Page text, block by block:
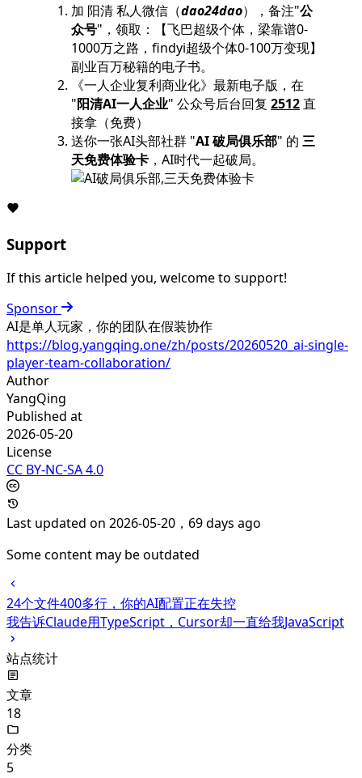
加 阳清 私人微信（dao24dao），备注"公
众号"，领取：【飞巴超级个体，梁靠谱0-
1000万之路，findyi超级个体0-100万变现】
副业百万秘籍的电子书。
《一人企业复利商业化》最新电子版，在
"阳清AI一人企业" 公众号后台回复 2512直
接拿（免费）
送你一张AI头部社群 "AI 破局俱乐部" 的 三
天免费体验卡 ，AI时代一起破局。
Support
If this article helped you, welcome to support!
Sponsor
AI是单人玩家，你的团队在假装协作
https://blog.yangqing.one/zh/posts/20260520_ai-single-
player-team-collaboration/
Author
YangQing
Published at
2026-05-20
License
CC BY-NC-SA 4.0
Last updated on 2026-05-20，69 days ago
Some content may be outdated
24个文件400多行，你的AI配置正在失控
我告诉Claude用TypeScript，Cursor却一直给我JavaScript
站点统计
文章
18
分类
5